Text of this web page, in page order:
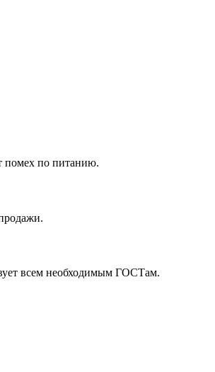
помех по питанию.
всем необходимым ГОСТам.